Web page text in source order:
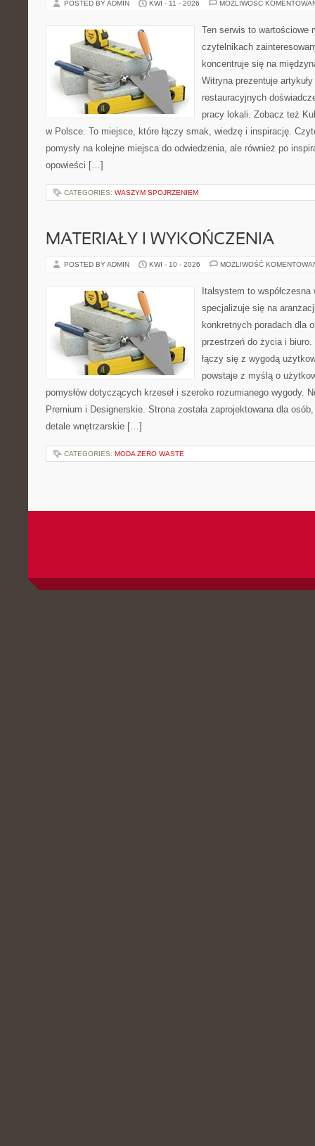
POSTED BY ADMIN KWI - 11 - 2026 MOŻLIWOŚĆ
Ten serwis to wartościowe
czytelnikach
koncentruje się na
Witryna prezentuje
restauracyjnych
pracy lokali. Zobacz też
w Polsce. To miejsce, które łączy smak, wiedzę i inspirację.
pomysły na kolejne miejsca do odwiedzenia, ale również po
opowieści […]
CATEGORIES: WASZYM SPOJRZENIEM
MATERIAŁY I WYKOŃCZENIA
POSTED BY ADMIN KWI - 10 - 2026 MOŻLIWOŚĆ
Italsystem to
specjalizuje się na
konkretnych poradach dla
przestrzeń do życia i
łączy się z wygodą
powstaje z myślą o
pomysłów dotyczących krzeseł i szeroko rozumianego wygody.
Premium i Designerskie. Strona została zaprojektowana dla
detale wnętrzarskie […]
CATEGORIES: MODA ZERO WASTE